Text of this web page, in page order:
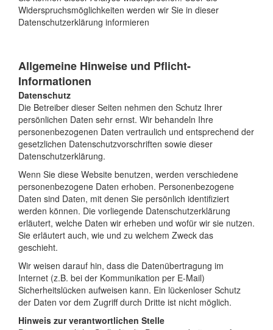
Widerspruchsmöglichkeiten werden wir Sie in dieser
Datenschutzerklärung informieren
Allgemeine Hinweise und Pflicht-
Informationen
Datenschutz
Die Betreiber dieser Seiten nehmen den Schutz Ihrer
persönlichen Daten sehr ernst. Wir behandeln Ihre
personenbezogenen Daten vertraulich und entsprechend der
gesetzlichen Datenschutzvorschriften sowie dieser
Datenschutzerklärung.
Wenn Sie diese Website benutzen, werden verschiedene
personenbezogene Daten erhoben. Personenbezogene
Daten sind Daten, mit denen Sie persönlich identifiziert
werden können. Die vorliegende Datenschutzerklärung
erläutert, welche Daten wir erheben und wofür wir sie nutzen.
Sie erläutert auch, wie und zu welchem Zweck das
geschieht.
Wir weisen darauf hin, dass die Datenübertragung im
Internet (z.B. bei der Kommunikation per E-Mail)
Sicherheitslücken aufweisen kann. Ein lückenloser Schutz
der Daten vor dem Zugriff durch Dritte ist nicht möglich.
Hinweis zur verantwortlichen Stelle